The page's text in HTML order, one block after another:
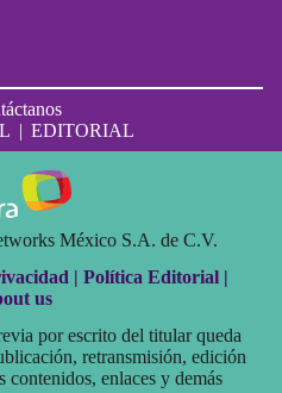
| EDITORIAL
México S.A. de C.V.
| Política Editorial |
us
por escrito del titular queda
retransmisión, edición
enlaces y demás